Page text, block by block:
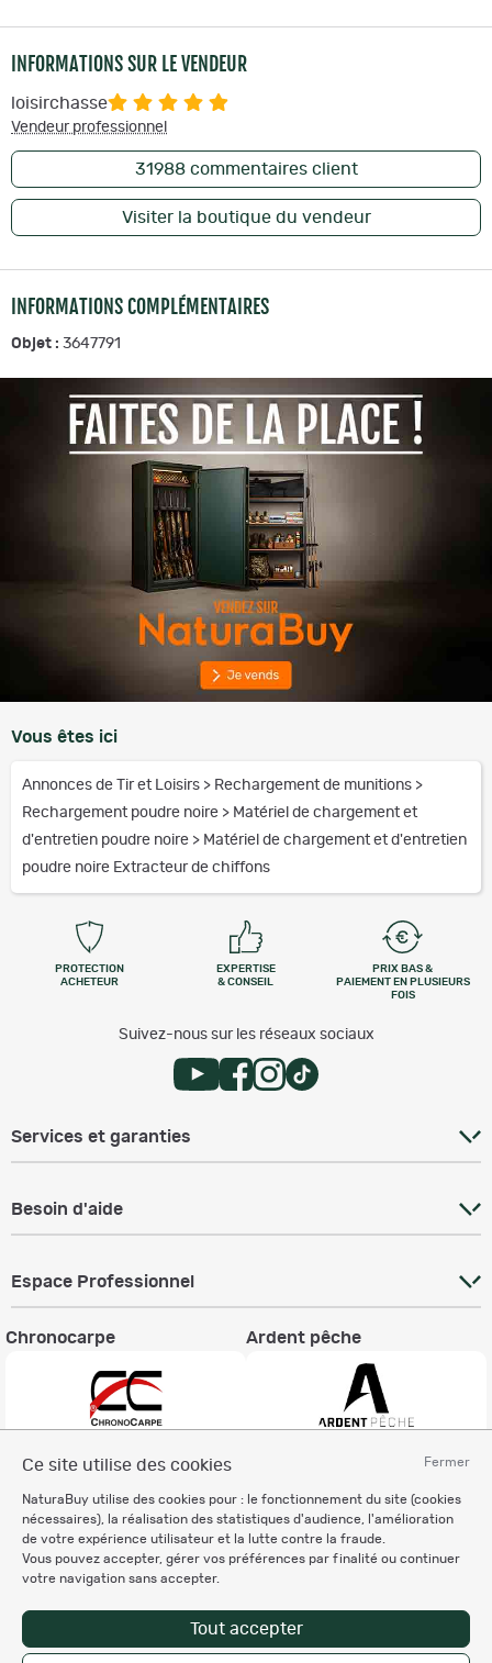
Fermer
Ce site utilise des cookies
NaturaBuy utilise des cookies pour : le fonctionnement du site (cookies
nécessaires), la réalisation des statistiques d'audience, l'amélioration
de votre expérience utilisateur et la lutte contre la fraude.
Vous pouvez accepter, gérer vos préférences par finalité ou continuer
votre navigation sans accepter.
Tout accepter
INFORMATIONS SUR LE VENDEUR
loisirchasse
Vendeur professionnel
31988commentaires client
Visiter la boutique du vendeur
INFORMATIONS COMPLÉMENTAIRES
Objet : 3647791
Vous êtes ici
Annonces de Tir et Loisirs > Rechargement de munitions >
Rechargement poudre noire > Matériel de chargement et
d'entretien poudre noire > Matériel de chargement et d'entretien
poudre noire Extracteur de chiffons
PROTECTION
ACHETEUR
EXPERTISE
& CONSEIL
PRIX BAS &
PAIEMENT EN PLUSIEURS
FOIS
Suivez-nous sur les réseaux sociaux
Services et garanties
Besoin d'aide
Espace Professionnel
Chronocarpe Ardent pêche
Charte éthique
Mentions légales
Règlement & Conditions d'utilisation
Politique de protection
des données personnelles
Personnalisation des cookies